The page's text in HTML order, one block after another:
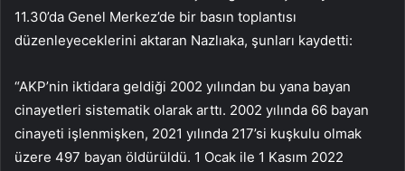
11.30’da Genel Merkez’de bir basın toplantısı
düzenleyeceklerini aktaran Nazlıaka, şunları kaydetti:
“AKP’nin iktidara geldiği 2002 yılından bu yana bayan
cinayetleri sistematik olarak arttı. 2002 yılında 66 bayan
cinayeti işlenmişken, 2021 yılında 217’si kuşkulu olmak
üzere 497 bayan öldürüldü. 1 Ocak ile 1 Kasım 2022